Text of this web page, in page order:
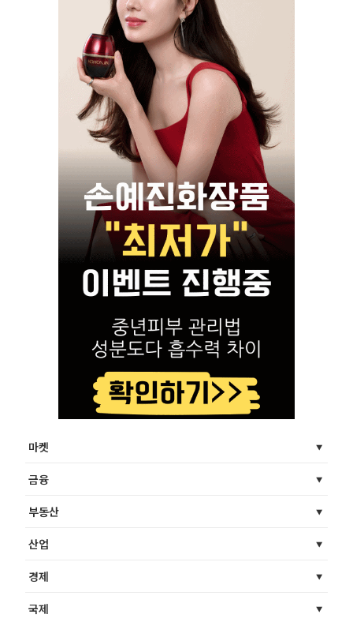
마켓
금융
부동산
산업
경제
국제